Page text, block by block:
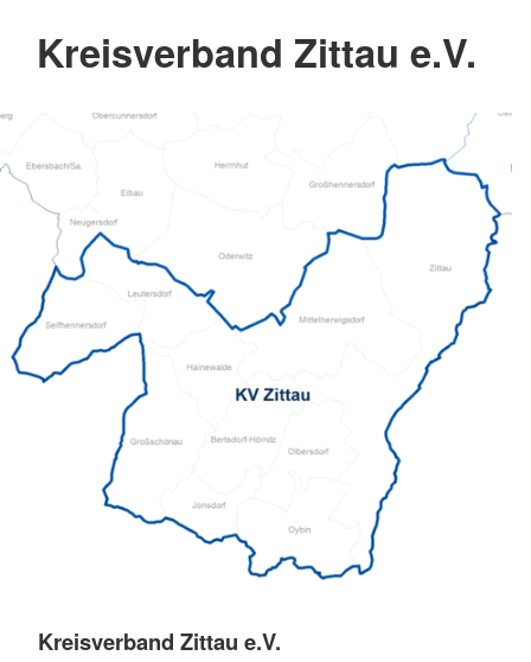
Kreisverband Zittau e.V.
Kreisverband Zittau e.V.